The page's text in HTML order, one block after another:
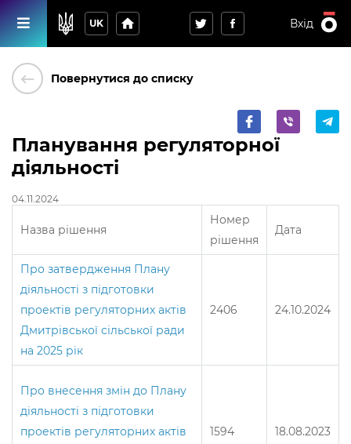
UK home Вхід
keyboard_backspace Повернутися до списку
Планування регуляторної
діяльності
04.11.2024
Назва рішення
Номер
рішення
Дата
Про затвердження Плану
діяльності з підготовки
проектів регуляторних актів
Дмитрівської сільської ради
на 2025 рік
2406 24.10.2024
Про внесення змін до Плану
діяльності з підготовки
проектів регуляторних актів
1594 18.08.2023